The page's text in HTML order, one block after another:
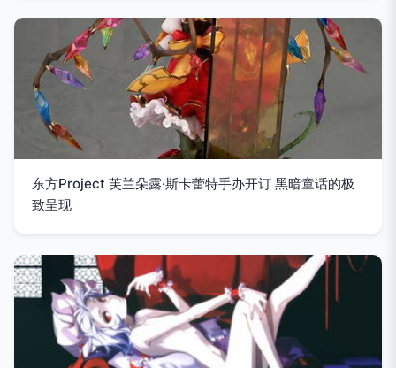
东方Project 芙兰朵露·斯卡蕾特手办开订 黑暗童话的极
致呈现